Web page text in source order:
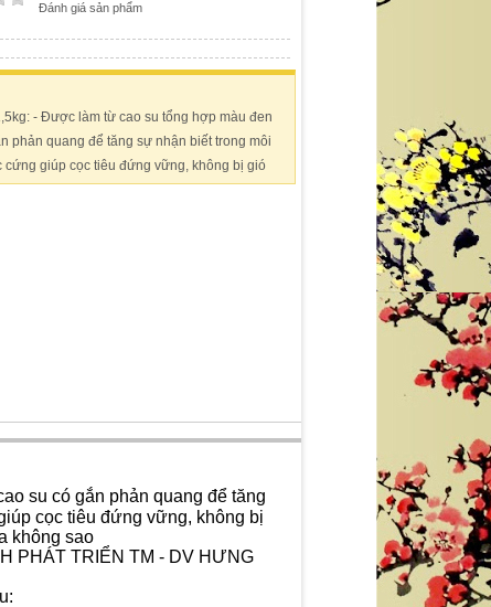
Đánh giá sản phẩm
- Được làm từ cao su tổng hợp màu đen
phản quang để tăng sự nhận biết trong môi
giúp cọc tiêu đứng vững, không bị gió
su có gắn phản quang để tăng
cọc tiêu đứng vững, không bị
không sao
PHÁT TRIỂN TM - DV HƯNG